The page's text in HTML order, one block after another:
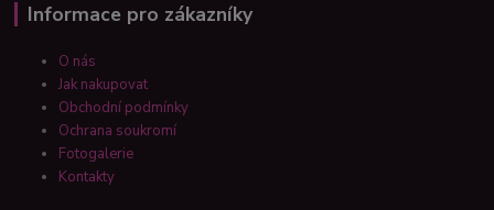
Informace pro zákazníky
O nás
Jak nakupovat
Obchodní podmínky
Ochrana soukromí
Fotogalerie
Kontakty